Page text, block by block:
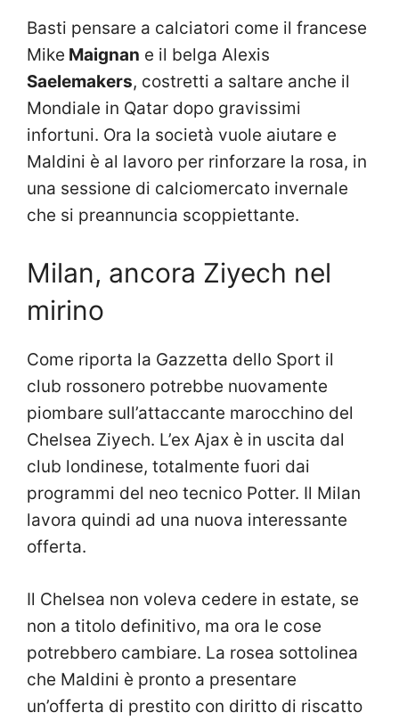
Basti pensare a calciatori come il francese
Mike Maignan e il belga Alexis
Saelemakers, costretti a saltare anche il
Mondiale in Qatar dopo gravissimi
infortuni. Ora la società vuole aiutare e
Maldini è al lavoro per rinforzare la rosa, in
una sessione di calciomercato invernale
che si preannuncia scoppiettante.
Milan, ancora Ziyech nel
mirino
Come riporta la Gazzetta dello Sport il
club rossonero potrebbe nuovamente
piombare sull’attaccante marocchino del
Chelsea Ziyech. L’ex Ajax è in uscita dal
club londinese, totalmente fuori dai
programmi del neo tecnico Potter. Il Milan
lavora quindi ad una nuova interessante
offerta.
Il Chelsea non voleva cedere in estate, se
non a titolo definitivo, ma ora le cose
potrebbero cambiare. La rosea sottolinea
che Maldini è pronto a presentare
un’offerta di prestito con diritto di riscatto